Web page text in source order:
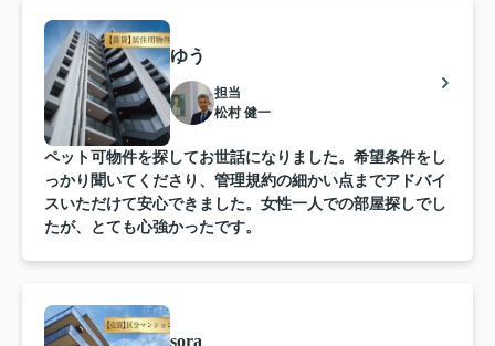
ゆう
担当
松村 健一
ペット可物件を探してお世話になりました。希望条件をし
っかり聞いてくださり、管理規約の細かい点までアドバイ
スいただけて安心できました。女性一人での部屋探しでし
たが、とても心強かったです。
sora